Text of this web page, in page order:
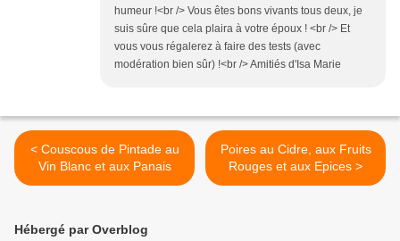
humeur !<br /> Vous êtes bons vivants tous deux, je
suis sûre que cela plaira à votre époux ! <br /> Et
vous vous régalerez à faire des tests (avec
modération bien sûr) !<br /> Amitiés d'Isa Marie
< Couscous de Pintade au
Vin Blanc et aux Panais
Poires au Cidre, aux Fruits
Rouges et aux Epices >
Hébergé par Overblog